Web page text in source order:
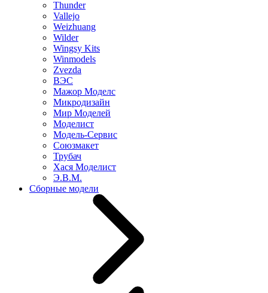
Thunder
Vallejo
Weizhuang
Wilder
Wingsy Kits
Winmodels
Zvezda
ВЭС
Мажор Моделс
Микродизайн
Мир Моделей
Моделист
Модель-Сервис
Союзмакет
Трубач
Хася Моделист
Э.В.М.
Сборные модели